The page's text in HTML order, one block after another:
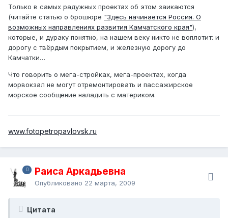
Только в самых радужных проектах об этом заикаются
(читайте статью о брошюре "Здесь начинается Россия. О
возможных направлениях развития Камчатского края"),
которые, и дураку понятно, на нашем веку никто не воплотит: и
дорогу с твёрдым покрытием, и железную дорогу до
Камчатки…
Что говорить о мега-стройках, мега-проектах, когда
морвокзал не могут отремонтировать и пассажирское
морское сообщение наладить с материком.
www.fotopetropavlovsk.ru
Раиса Аркадьевна
Опубликовано 22 марта, 2009
Цитата